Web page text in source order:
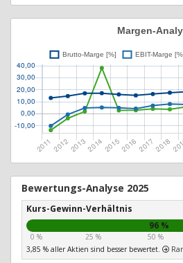
Bewertungs-Analyse 2025
Kurs-Gewinn-Verhältnis
96 %
0 % 25 % 50 %
3,85 % aller Aktien sind besser bewertet.